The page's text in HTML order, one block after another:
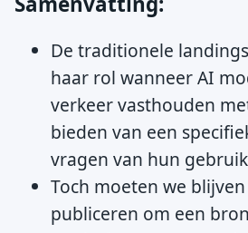
De traditionele
haar rol wanneer AI
verkeer vasthouden
bieden van een
vragen van hun
Toch moeten we
publiceren om een